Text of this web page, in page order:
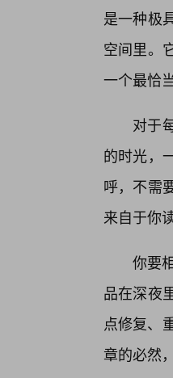
是一种极
空间里。
一个最恰
对于
的时光，
呼，不需
来自于你
你要
品在深夜
点修复、
章的必然